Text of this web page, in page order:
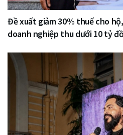
Đề xuất giảm 30% thuế cho
doanh nghiệp thu dưới 10 tỷ